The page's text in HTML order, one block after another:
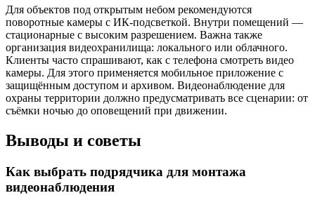
Для объектов под открытым небом рекомендуются
поворотные камеры с ИК-подсветкой. Внутри помещений —
стационарные с высоким разрешением. Важна также
организация видеохранилища: локального или облачного.
Клиенты часто спрашивают, как с телефона смотреть видео
камеры. Для этого применяется мобильное приложение с
защищённым доступом и архивом. Видеонаблюдение для
охраны территории должно предусматривать все сценарии: от
съёмки ночью до оповещений при движении.
Выводы и советы
Как выбрать подрядчика для монтажа
видеонаблюдения